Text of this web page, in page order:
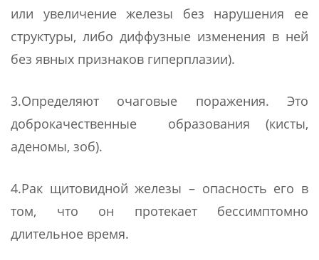
или увеличение железы без нарушения ее
структуры, либо диффузные изменения в ней
без явных признаков гиперплазии).
3.Определяют очаговые поражения. Это
доброкачественные образования (кисты,
аденомы, зоб).
4.Рак щитовидной железы – опасность его в
том, что он протекает бессимптомно
длительное время.